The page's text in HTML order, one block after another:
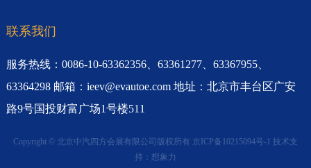
联系我们
服务热线：0086-10-63362356、63361277、63367955、
63364298 邮箱：ieev@evautoe.com 地址：北京市丰台区广安
路9号国投财富广场1号楼511
Copyright © 北京中汽四方会展有限公司版权所有 京ICP备10215094号-1 技术支
持： 想象力